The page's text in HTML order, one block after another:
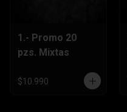
1.- Promo 20
pzs. Mixtas
$10.990